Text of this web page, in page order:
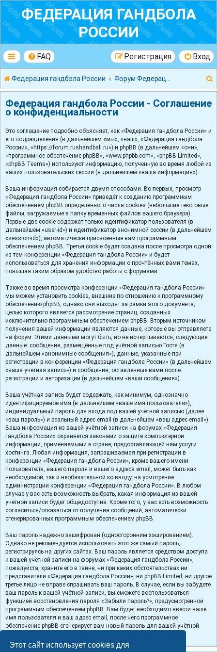
Этот сайт использует cookies для
ФЕДЕРАЦИЯ ГАНДБОЛА
РОССИИ
FAQ Вход
Регистрация
Федерация гандбола России
Федерация гандбола России - Соглашение
о конфиденциальности
Это соглашение подробно объясняет, как «Федерация гандбола России» и
его подразделения (в дальнейшем «мы», «наш», «Федерация гандбола
России», «https://forum.rushandball.ru») и phpBB (в дальнейшем «они»,
«программное обеспечение phpBB», «www.phpbb.com», «phpBB Limited»,
«phpBB Teams») используют информацию, полученную во время любой из
ваших пользовательских сессий (в дальнейшем «ваша информация»).
Ваша информация собирается двумя способами. Во-первых, просмотр
«Федерация гандбола России» приведёт к созданию программным
обеспечением phpBB определённого числа cookies (небольшие текстовые
файлы, загружаемые в папку временных файлов вашего браузера).
Первые две cookie содержат только идентификатор пользователя (в
дальнейшем «user-id») и идентификатор анонимной сессии (в дальнейшем
«session-id»), автоматически присвоенные вам программным
обеспечением phpBB. Третья cookie будет создана после просмотра одной
из тем конференции «Федерация гандбола России» и будет
использоваться для хранения информации о прочтённых вами темах,
повышая таким образом удобство работы с форумами.
Также во время просмотра конференции «Федерация гандбола России»
мы можем установить cookies, внешние по отношению к программному
обеспечению phpBB, однако они выходят за рамки этого документа,
целью которого является рассмотрение страниц, созданных
исключительно программным обеспечением phpBB. Вторым источником
получения вашей информации являются данные, которые вы отправляете
на форум. Этими данными могут быть, но не исчерпываются, следующие
данные: сообщения, размещённые под учётной записью Гостя (в
дальнейшем «анонимные сообщения»), данные, указанные при
регистрации в конференции «Федерация гандбола России» (в дальнейшем
«ваша учётная запись») и сообщения, оставленные вами после
регистрации и авторизации (в дальнейшем «ваши сообщения»).
Ваша учётная запись будет содержать, как минимум, однозначно
идентифицируемое имя (в дальнейшем «ваше имя пользователя»),
индивидуальный пароль для входа под вашей учётной записью (далее
«ваш пароль») и реальный адрес email (в дальнейшем «ваш адрес email»).
Ваша информация из вашей учётной записи на форумах «Федерация
гандбола России» охраняется законами о защите компьютерной
информации, применяемыми в стране, предоставляющей нам услуги
хостинга. Любая информация, запрашиваемая при регистрации в
конференции «Федерация гандбола России», кроме вашего имени
пользователя, вашего пароля и вашего адреса email, может быть как
необходимой, так и необязательной ко вводу, на усмотрение
администрации конференции «Федерация гандбола России». В любом
случае у вас есть возможность выбрать, какая информация из вашей
учётной записи будет общедоступна. Кроме того, у вас есть возможность
согласиться/отказаться от получения сообщений, автоматически
сгенерированных программным обеспечением phpBB.
Ваш пароль надёжно зашифрован (односторонним хэшированием).
Однако не рекомендуется использовать этот же самый пароль,
регистрируясь на других сайтах. Ваш пароль является средством доступа
к вашей учётной записи на форумах «Федерация гандбола России»,
пожалуйста, храните его в тайне, ни при каких обстоятельствах ни
представители «Федерация гандбола России», ни phpBB Limited, ни другое
третье лицо не вправе спрашивать ваш пароль. В случае, если вы забудете
ваш пароль к вашей учётной записи, вы сможете воспользоваться
функцией восстановления пароля «Забыли пароль?», предусмотренной
программным обеспечением phpBB. Вам будет необходимо ввести ваше
имя пользователя и ваш адрес email, после чего программное
обеспечение phpBB сгенерирует вам новый пароль для вашей учётной